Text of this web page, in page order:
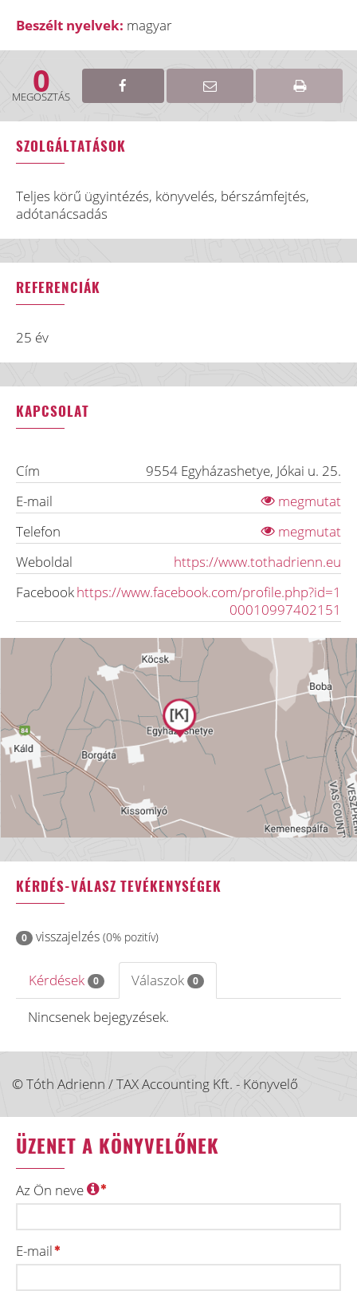
Beszélt nyelvek: magyar
0
MEGOSZTÁS
SZOLGÁLTATÁSOK
Teljes körű ügyintézés, könyvelés, bérszámfejtés,
adótanácsadás
REFERENCIÁK
25 év
KAPCSOLAT
Cím 9554 Egyházashetye, Jókai u. 25.
E-mail
megmutat
Telefon
megmutat
Weboldal
https://www.tothadrienn.eu
Facebookhttps://www.facebook.com/profile.php?id=1
00010997402151
KÉRDÉS-VÁLASZ TEVÉKENYSÉGEK
0 visszajelzés (0% pozitív)
Kérdések 0 Válaszok 0
Nincsenek bejegyzések.
© Tóth Adrienn / TAX Accounting Kft. - Könyvelő
ÜZENET A KÖNYVELŐNEK
Az Ön neve
E-mail